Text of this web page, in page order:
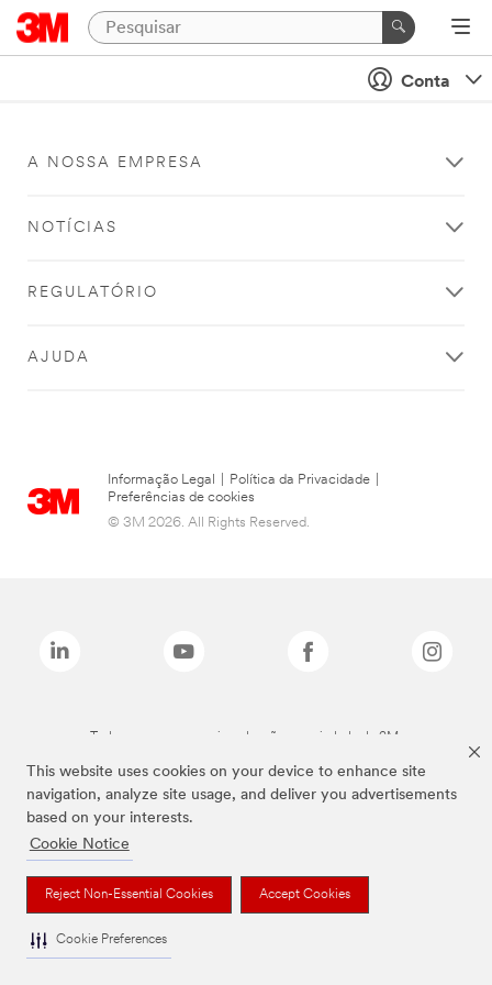
This website uses cookies on your device to enhance site
navigation, analyze site usage, and deliver you advertisements
based on your interests.
Cookie Notice
Reject Non-Essential Cookies Accept Cookies
Cookie Preferences
Conta
A NOSSA EMPRESA
NOTÍCIAS
REGULATÓRIO
AJUDA
Informação Legal Política da Privacidade
Preferências de cookies
© 3M 2026. All Rights Reserved.
Todas as marcas mencionadas são propriedade da 3M.